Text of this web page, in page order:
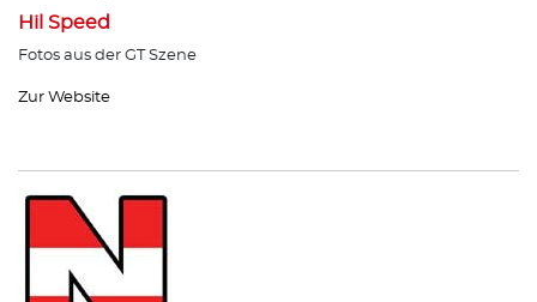
Hil Speed
Fotos aus der GT Szene
Zur Website